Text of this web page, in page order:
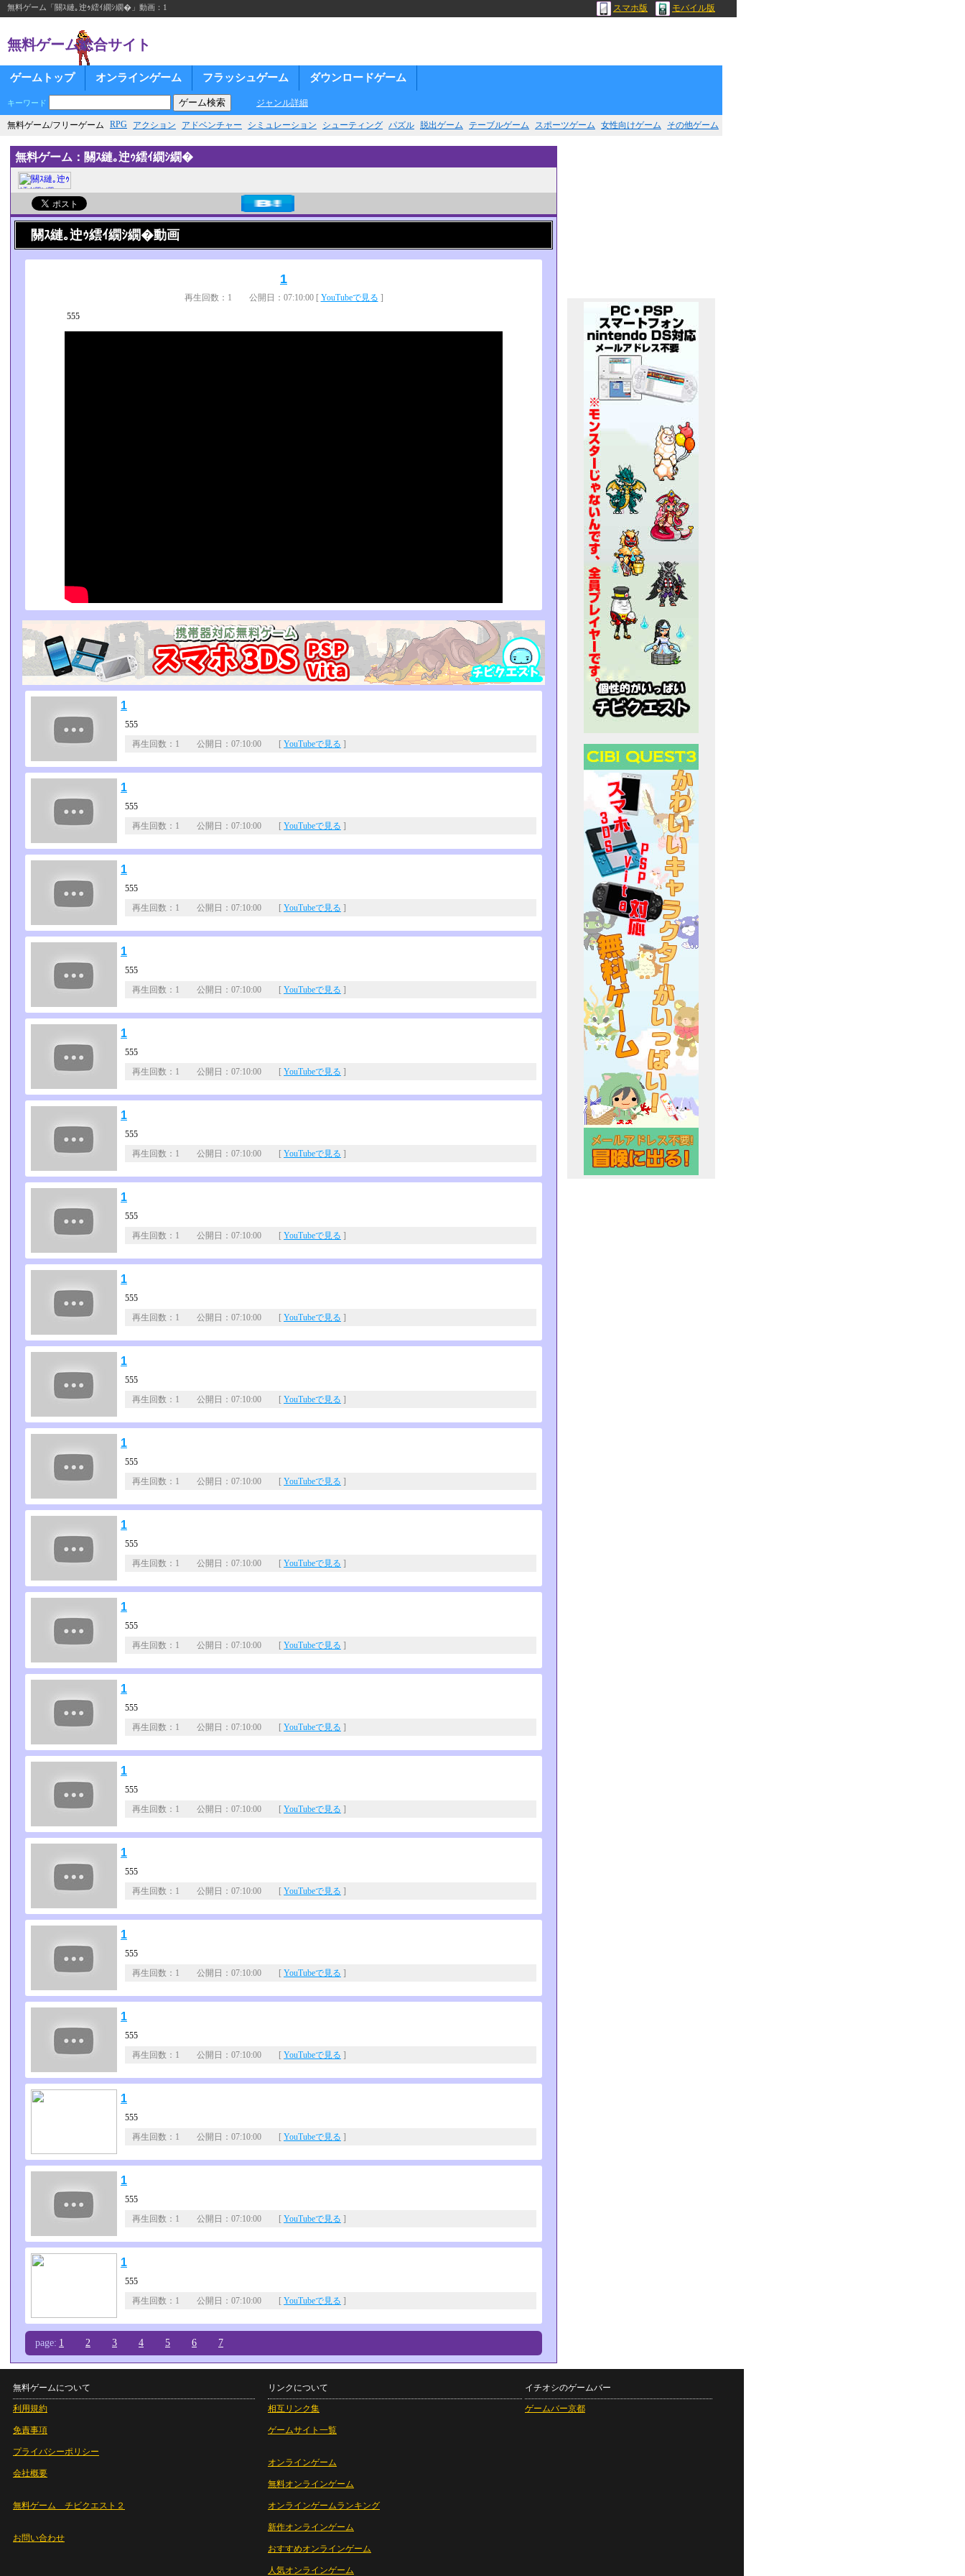
無料ゲーム「關ｽ縺｡迚ｩ繧ｲ繝ｼ繝�」動画：1 スマホ版 モバイル版
無料ゲーム総合サイト
ゲームトップ オンラインゲーム フラッシュゲーム ダウンロードゲーム
キーワード ジャンル詳細
無料ゲーム/フリーゲーム RPG アクション アドベンチャー シミュレーション シューティング パズル 脱出ゲーム テーブルゲーム スポーツゲーム 女性向けゲーム その他ゲーム
無料ゲーム：關ｽ縺｡迚ｩ繧ｲ繝ｼ繝�
關ｽ縺｡迚ｩ繧ｲ繝ｼ繝�動画
1
再生回数：1 公開日：07:10:00 [ YouTubeで見る ]
555
1
555
再生回数：1 公開日：07:10:00 [ YouTubeで見る ]
1
555
再生回数：1 公開日：07:10:00 [ YouTubeで見る ]
1
555
再生回数：1 公開日：07:10:00 [ YouTubeで見る ]
1
555
再生回数：1 公開日：07:10:00 [ YouTubeで見る ]
1
555
再生回数：1 公開日：07:10:00 [ YouTubeで見る ]
1
555
再生回数：1 公開日：07:10:00 [ YouTubeで見る ]
1
555
再生回数：1 公開日：07:10:00 [ YouTubeで見る ]
1
555
再生回数：1 公開日：07:10:00 [ YouTubeで見る ]
1
555
再生回数：1 公開日：07:10:00 [ YouTubeで見る ]
1
555
再生回数：1 公開日：07:10:00 [ YouTubeで見る ]
1
555
再生回数：1 公開日：07:10:00 [ YouTubeで見る ]
1
555
再生回数：1 公開日：07:10:00 [ YouTubeで見る ]
1
555
再生回数：1 公開日：07:10:00 [ YouTubeで見る ]
1
555
再生回数：1 公開日：07:10:00 [ YouTubeで見る ]
1
555
再生回数：1 公開日：07:10:00 [ YouTubeで見る ]
1
555
再生回数：1 公開日：07:10:00 [ YouTubeで見る ]
1
555
再生回数：1 公開日：07:10:00 [ YouTubeで見る ]
1
555
再生回数：1 公開日：07:10:00 [ YouTubeで見る ]
1
555
再生回数：1 公開日：07:10:00 [ YouTubeで見る ]
1
555
再生回数：1 公開日：07:10:00 [ YouTubeで見る ]
page: 1 2 3 4 5 6 7
無料ゲームについて
利用規約
免責事項
プライバシーポリシー
会社概要
無料ゲーム チビクエスト２
お問い合わせ
リンクについて
相互リンク集
ゲームサイト一覧
オンラインゲーム
無料オンラインゲーム
オンラインゲームランキング
新作オンラインゲーム
おすすめオンラインゲーム
人気オンラインゲーム
イチオシのゲームバー
ゲームバー京都